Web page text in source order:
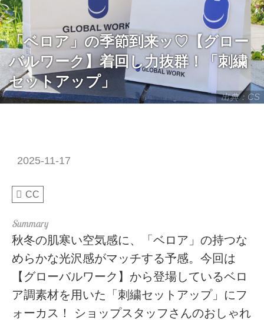
出典：CS
「ベロア」の季節到来ッ♡【グロー
バルワーク】着回し力抜群！「刺繍
セットアップ」
2025-11-17
CC
秋冬の肌寒い空気感に、「ベロア」の持つな
めらかな光沢感がマッチする予感。今回は
【グローバルワーク】から登場しているベロ
ア調素材を用いた「刺繍セットアップ」にフ
ォーカス！ ショップスタッフさんのおしゃれ